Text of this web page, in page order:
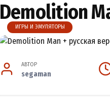
Demolition
ИГРЫ И ЭМУЛЯТОРЫ
АВТОР
segaman